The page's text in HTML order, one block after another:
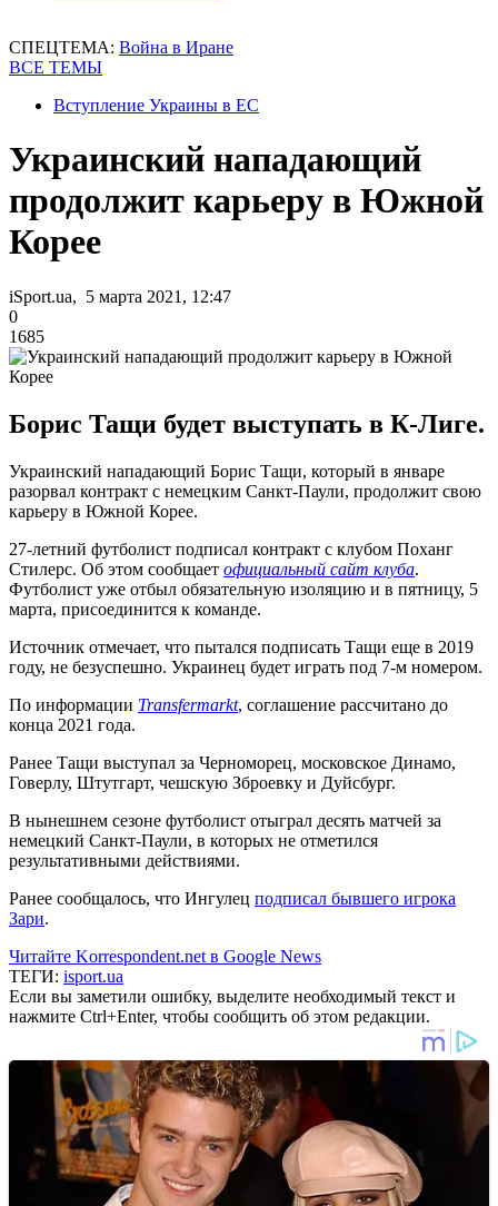
СПЕЦТЕМА: Война в Иране
ВСЕ ТЕМЫ
Вступление Украины в ЕС
Украинский нападающий
продолжит карьеру в Южной
Корее
iSport.ua, 5 марта 2021, 12:47
0
1685
Борис Тащи будет выступать в К-Лиге.
Украинский нападающий Борис Тащи, который в январе
разорвал контракт с немецким Санкт-Паули, продолжит свою
карьеру в Южной Корее.
27-летний футболист подписал контракт с клубом Поханг
Стилерс. Об этом сообщает официальный сайт клуба.
Футболист уже отбыл обязательную изоляцию и в пятницу, 5
марта, присоединится к команде.
Источник отмечает, что пытался подписать Тащи еще в 2019
году, не безуспешно. Украинец будет играть под 7-м номером.
По информации Transfermarkt, соглашение рассчитано до
конца 2021 года.
Ранее Тащи выступал за Черноморец, московское Динамо,
Говерлу, Штутгарт, чешскую Зброевку и Дуйсбург.
В нынешнем сезоне футболист отыграл десять матчей за
немецкий Санкт-Паули, в которых не отметился
результативными действиями.
Ранее сообщалось, что Ингулец подписал бывшего игрока
Зари.
Читайте Korrespondent.net в Google News
ТЕГИ: isport.ua
Если вы заметили ошибку, выделите необходимый текст и
нажмите Ctrl+Enter, чтобы сообщить об этом редакции.